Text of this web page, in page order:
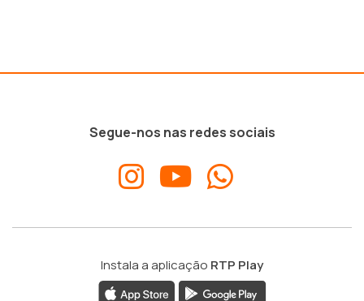
Segue-nos nas redes sociais
Instala a aplicação RTP Play